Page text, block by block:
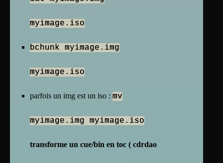
myimage.iso
bchunk myimage.img
myimage.iso
parfois un img est un iso : mv
myimage.img myimage.iso
transforme un cue/bin en toc ( cdrdao